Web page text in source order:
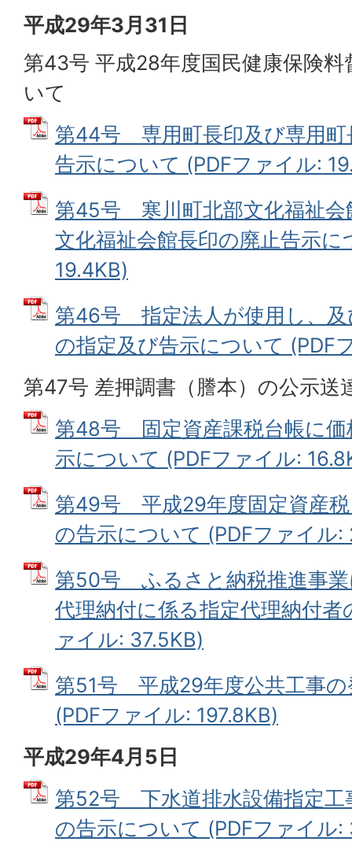
平成29年3月31日
第43号 平成28年度国民健康保険
いて
第44号 専用町長印及び専用町
告示について (PDFファイル:
第45号 寒川町北部文化福祉会
文化福祉会館長印の廃止告示
19.4KB)
第46号 指定法人が使用し、及
の指定及び告示について (PDF
第47号 差押調書（謄本）の公示送
第48号 固定資産課税台帳に価
示について (PDFファイル:
第49号 平成29年度固定資産
の告示について (PDFファイル:
第50号 ふるさと納税推進事
代理納付に係る指定代理納付
ァイル: 37.5KB)
第51号 平成29年度公共工事
(PDFファイル: 197.8KB)
平成29年4月5日
第52号 下水道排水設備指定工
の告示について (PDFファイル: